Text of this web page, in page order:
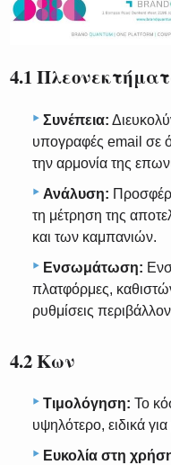
4.1
Συνέπεια:
υπογραφές email σε
την αρμονία της
Ανάλυση:
τη μέτρηση της
και των καμπανιών.
Ενσωμάτωση:
πλατφόρμες,
ρυθμίσεις
4.2 Κων
Τιμολόγηση: Το
υψηλότερο, ειδικά
Ευκολία στη